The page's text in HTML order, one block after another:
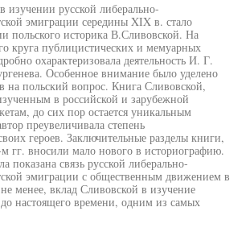
русской либерально-
эмиграции середины XIX в. стало
польского историка В.Сливовской. На
круга публицистических и мемуарных
охарактеризовала деятельность И. Г.
Особенное внимание было уделено
на польский вопрос. Книга Сливовской,
в российской и зарубежной
до сих пор остается уникальным
преувеличивала степень
героев. Заключительные разделы книги,
гг. вносили мало нового в историографию.
показана связь русской либерально-
эмиграции с общественным движением в
менее, вклад Сливовской в изучение
настоящего времени, одним из самых